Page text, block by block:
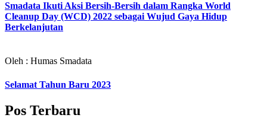
Smadata Ikuti Aksi Bersih-Bersih dalam Rangka World
Cleanup Day (WCD) 2022 sebagai Wujud Gaya Hidup
Berkelanjutan
Oleh : Humas Smadata
Selamat Tahun Baru 2023
Pos Terbaru